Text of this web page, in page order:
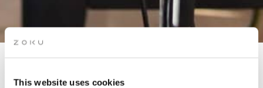
This website uses cookies
OPEN MIC AVOND OP HET